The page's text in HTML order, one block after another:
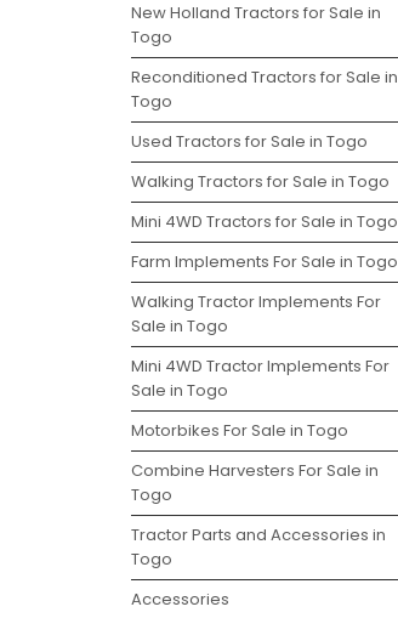
New Holland Tractors for Sale in
Togo
Reconditioned Tractors for Sale in
Togo
Used Tractors for Sale in Togo
Walking Tractors for Sale in Togo
Mini 4WD Tractors for Sale in Togo
Farm Implements For Sale in Togo
Walking Tractor Implements For
Sale in Togo
Mini 4WD Tractor Implements For
Sale in Togo
Motorbikes For Sale in Togo
Combine Harvesters For Sale in
Togo
Tractor Parts and Accessories in
Togo
Accessories